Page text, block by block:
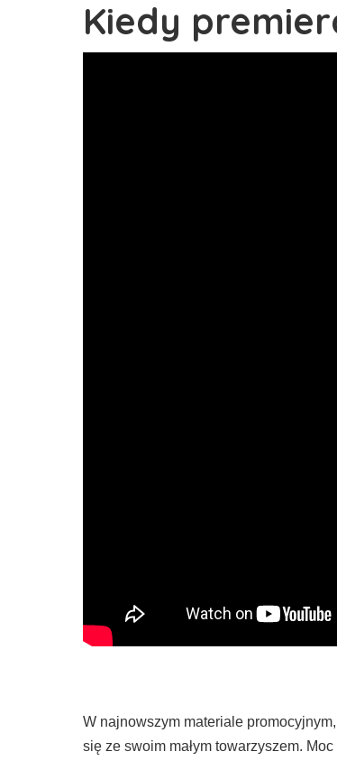
Kiedy
W najnowszym materiale
się ze swoim małym towarzyszem.